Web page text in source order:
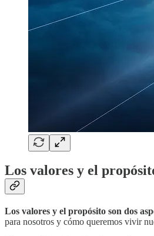
Los valores y el
Los valores y el propósito son dos
para nosotros y cómo queremos vivir